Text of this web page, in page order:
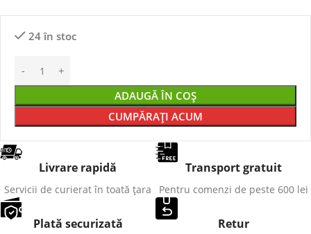
24 în stoc
ADAUGĂ ÎN COȘ
CUMPĂRAȚI ACUM
Livrare rapidă
Servicii de curierat în toată țara
Transport gratuit
Pentru comenzi de peste 600 lei
Plată securizată Retur